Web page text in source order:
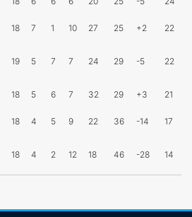
18 7 1 10 27 25 +2 22
19 5 7 7 24 29 -5 22
18 5 6 7 32 29 +3 21
18 4 5 9 22 36 -14 17
18 4 2 12 18 46 -28 14